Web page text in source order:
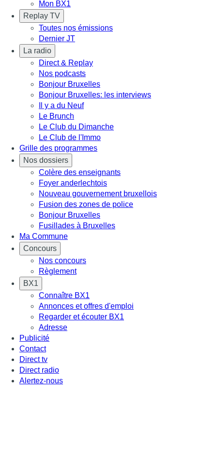
Mon BX1
Replay TV
Toutes nos émissions
Dernier JT
La radio
Direct & Replay
Nos podcasts
Bonjour Bruxelles
Bonjour Bruxelles: les interviews
Il y a du Neuf
Le Brunch
Le Club du Dimanche
Le Club de l'Immo
Grille des programmes
Nos dossiers
Colère des enseignants
Foyer anderlechtois
Nouveau gouvernement bruxellois
Fusion des zones de police
Bonjour Bruxelles
Fusillades à Bruxelles
Ma Commune
Concours
Nos concours
Règlement
BX1
Connaître BX1
Annonces et offres d'emploi
Regarder et écouter BX1
Adresse
Publicité
Contact
Direct tv
Direct radio
Alertez-nous